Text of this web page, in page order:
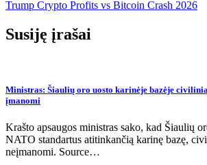
tarp
įrašų
Trump Crypto Profits vs Bitcoin Crash 2026
Susiję įrašai
Ministras: Šiaulių oro uosto karinėje bazėje
įmanomi
Krašto apsaugos ministras sako, kad Šiaulių
NATO standartus atitinkančią karinę bazę,
neįmanomi. Source…